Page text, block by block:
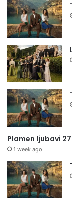
Plamen ljubavi
1 week ago